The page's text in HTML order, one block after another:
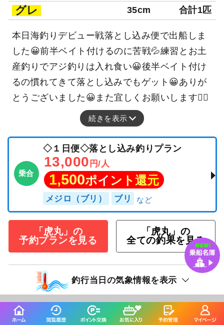
グレ 35cm 合計1匹
本日海釣りデビュー戦落とし込み便で出船しま
した😀前半ベイト付けるのに苦戦💦練習とお土
産釣りでアジ釣りは入れ食い😀後半ベイト付け
るの慣れてきて落とし込みでもゲット😀ありが
とうございました😀また宜しくお願いします🙇‍♂️
続きを表示
乗合
◇１日便◇落とし込み釣りプラン
13,000 円/人
1,500ポイント還元
メジロ（ブリ） ブリ
「虎丸」の
予約プランを見る
「虎丸」の
全ての釣果を見る
釣行当日の気象情報を表示